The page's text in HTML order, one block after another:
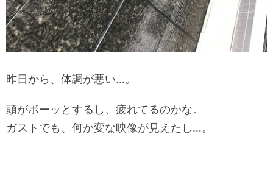
昨日から、体調が悪い…。
頭がボーッとするし、疲れてるのかな。
ガストでも、何か変な映像が見えたし…。